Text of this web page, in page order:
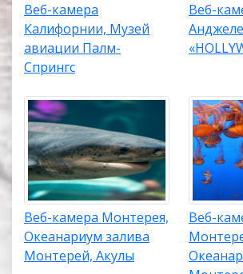
Веб-камера
Калифорнии, Музей
авиации Палм-
Спрингс
Веб-
Веб-камера Монтерея,
Океанариум залива
Монтерей, Акулы
Веб-